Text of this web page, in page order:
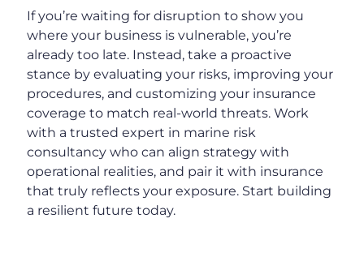
If you’re waiting for disruption to show you
where your business is vulnerable, you’re
already too late. Instead, take a proactive
stance by evaluating your risks, improving your
procedures, and customizing your insurance
coverage to match real-world threats. Work
with a trusted expert in marine risk
consultancy who can align strategy with
operational realities, and pair it with insurance
that truly reflects your exposure. Start building
a resilient future today.